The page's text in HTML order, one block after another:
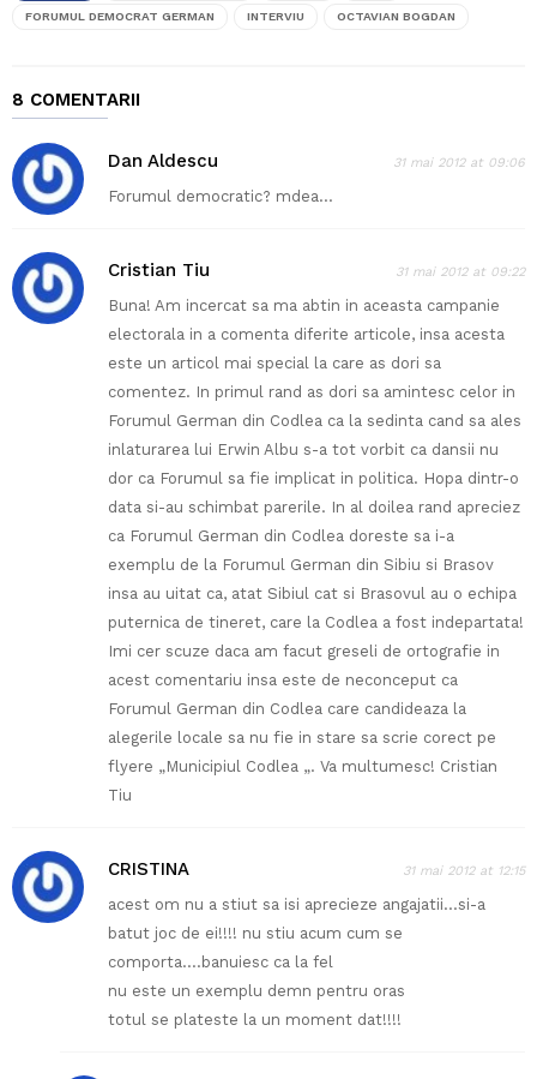
FORUMUL DEMOCRAT GERMAN INTERVIU OCTAVIAN BOGDAN
8 COMENTARII
Dan Aldescu 31 mai 2012 at 09:06
Forumul democratic? mdea…
Cristian Tiu 31 mai 2012 at 09:22
Buna! Am incercat sa ma abtin in aceasta campanie
electorala in a comenta diferite articole, insa acesta
este un articol mai special la care as dori sa
comentez. In primul rand as dori sa amintesc celor in
Forumul German din Codlea ca la sedinta cand sa ales
inlaturarea lui Erwin Albu s-a tot vorbit ca dansii nu
dor ca Forumul sa fie implicat in politica. Hopa dintr-o
data si-au schimbat parerile. In al doilea rand apreciez
ca Forumul German din Codlea doreste sa i-a
exemplu de la Forumul German din Sibiu si Brasov
insa au uitat ca, atat Sibiul cat si Brasovul au o echipa
puternica de tineret, care la Codlea a fost indepartata!
Imi cer scuze daca am facut greseli de ortografie in
acest comentariu insa este de neconceput ca
Forumul German din Codlea care candideaza la
alegerile locale sa nu fie in stare sa scrie corect pe
flyere „Municipiul Codlea „. Va multumesc! Cristian
Tiu
CRISTINA 31 mai 2012 at 12:15
acest om nu a stiut sa isi aprecieze angajatii…si-a
batut joc de ei!!!! nu stiu acum cum se
comporta….banuiesc ca la fel
nu este un exemplu demn pentru oras
totul se plateste la un moment dat!!!!